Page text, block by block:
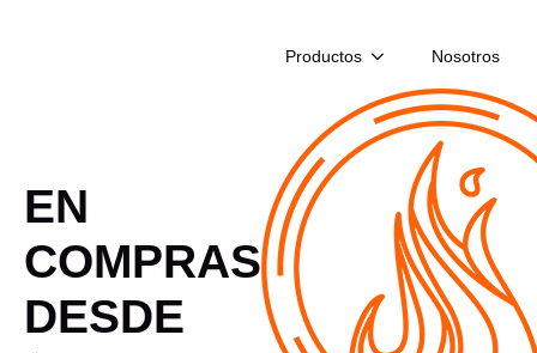
EN
COMPRAS
DESDE
Productos Nosotros